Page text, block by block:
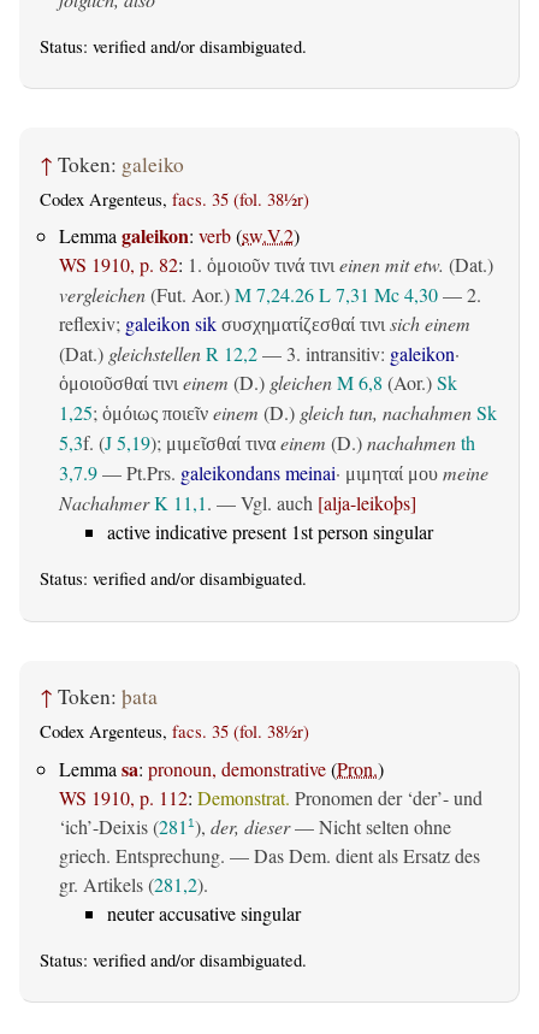
Status: verified and/or disambiguated.
↑ Token: galeiko
Codex Argenteus, facs. 35 (fol. 38½r)
Lemmagaleikon: verb(sw.V.2)
WS 1910, p. 82: 1. ὁμοιοῦν τινά τινι einen mit etw. (Dat.)
vergleichen(Fut. Aor.)M 7,24.26L 7,31 Mc 4,30— 2.
reflexiv; galeikon sik συσχηματίζεσθαί τινι sich einem
(Dat.) gleichstellenR 12,2— 3. intransitiv: galeikon·
ὁμοιοῦσθαί τινι einem (D.) gleichenM 6,8 (Aor.)Sk
1,25; ὁμόιως ποιεῖν einem (D.) gleich tun, nachahmenSk
5,3f. (J 5,19); μιμεῖσθαί τινα einem (D.)nachahmenth
3,7.9—Pt.Prs. galeikondans meinai· μιμηταί μου meine
NachahmerK 11,1. — Vgl. auch [alja-leikoþs]
active indicative present 1st person singular
Status: verified and/or disambiguated.
↑ Token: þata
Codex Argenteus, facs. 35 (fol. 38½r)
Lemma sa: pronoun, demonstrative(Pron.)
WS 1910, p. 112: Demonstrat. Pronomen der ‘der’- und
‘ich’-Deixis (281 1), der, dieser— Nicht selten ohne
griech. Entsprechung. — Das Dem. dient als Ersatz des
gr. Artikels (281,2).
neuter accusative singular
Status: verified and/or disambiguated.